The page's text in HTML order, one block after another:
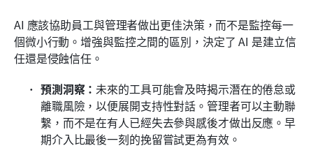
AI 應該協助員工與管理者做出更佳決策，而不是監控每一
個微小行動。增強與監控之間的區別，決定了 AI 是建立信
任還是侵蝕信任。
預測洞察： 未來的工具可能會及時揭示潛在的倦怠或
離職風險，以便展開支持性對話。管理者可以主動聯
繫，而不是在有人已經失去參與感後才做出反應。早
期介入比最後一刻的挽留嘗試更為有效。